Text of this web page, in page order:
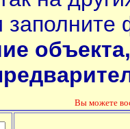
заполните
Вы можете